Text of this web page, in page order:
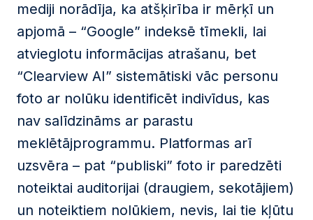
mediji norādīja, ka atšķirība ir mērķī un
apjomā – “Google” indeksē tīmekli, lai
atvieglotu informācijas atrašanu, bet
“Clearview AI” sistemātiski vāc personu
foto ar nolūku identificēt indivīdus, kas
nav salīdzināms ar parastu
meklētājprogrammu. Platformas arī
uzsvēra – pat “publiski” foto ir paredzēti
noteiktai auditorijai (draugiem, sekotājiem)
un noteiktiem nolūkiem, nevis, lai tie kļūtu